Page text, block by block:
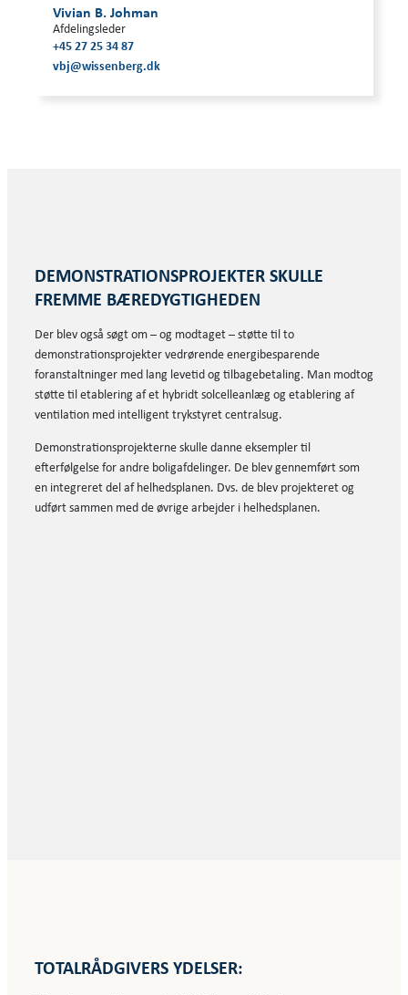
Vivian B. Johman
Afdelingsleder
+45 27 25 34 87
vbj@wissenberg.dk
DEMONSTRATIONSPROJEKTER SKULLE
FREMME BÆREDYGTIGHEDEN
Der blev også søgt om – og modtaget – støtte til to
demonstrationsprojekter vedrørende energibesparende
foranstaltninger med lang levetid og tilbagebetaling. Man modtog
støtte til etablering af et hybridt solcelleanlæg og etablering af
ventilation med intelligent trykstyret centralsug.
Demonstrationsprojekterne skulle danne eksempler til
efterfølgelse for andre boligafdelinger. De blev gennemført som
en integreret del af helhedsplanen. Dvs. de blev projekteret og
udført sammen med de øvrige arbejder i helhedsplanen.
TOTALRÅDGIVERS YDELSER: